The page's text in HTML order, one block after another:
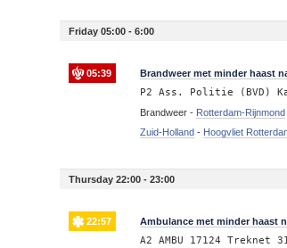
Friday 05:00 - 6:00
05:39 Brandweer met minder haast
P2 Ass. Politie (BVD)
Brandweer - Rotterdam-Rijnmond
Zuid-Holland - Hoogvliet
Thursday 22:00 - 23:00
22:57 Ambulance met minder haast
A2 AMBU 17124 Treknet